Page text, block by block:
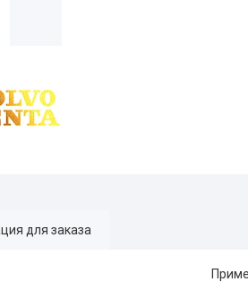
для заказа
CR0108.